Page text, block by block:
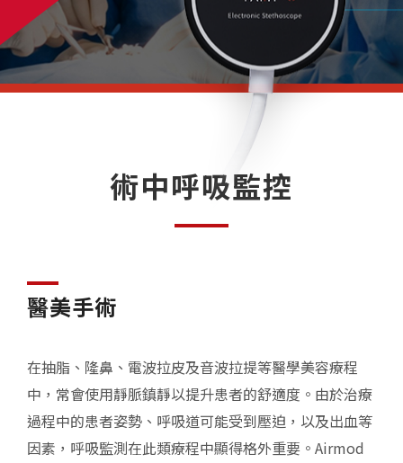
術中呼吸監控
醫美手術
在抽脂、隆鼻、電波拉皮及音波拉提等醫學美容療程
中，常會使用靜脈鎮靜以提升患者的舒適度。由於治療
過程中的患者姿勢、呼吸道可能受到壓迫，以及出血等
因素，呼吸監測在此類療程中顯得格外重要。Airmod